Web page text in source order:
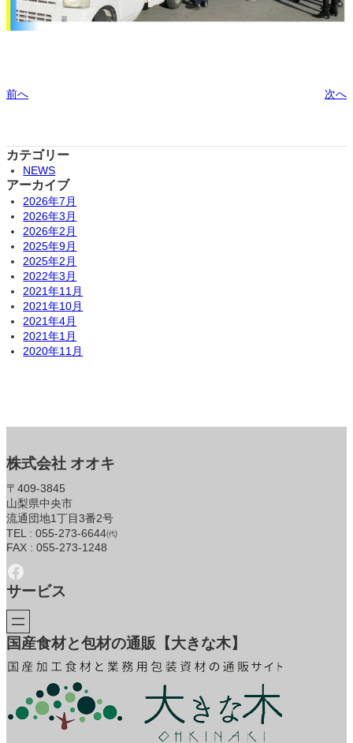
前へ 次へ
カテゴリー
NEWS
アーカイブ
2026年7月
2026年3月
2026年2月
2025年9月
2025年2月
2022年3月
2021年11月
2021年10月
2021年4月
2021年1月
2020年11月
株式会社 オオキ
〒409-3845
山梨県中央市
流通団地1丁目3番2号
TEL : 055-273-6644㈹
FAX : 055-273-1248
Facebook
サービス
国産食材と包材の通販【大きな木】